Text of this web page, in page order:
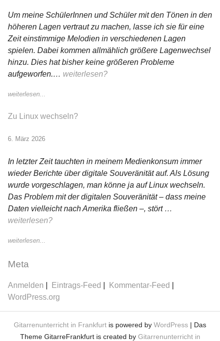
Um meine SchülerInnen und Schüler mit den Tönen in den
höheren Lagen vertraut zu machen, lasse ich sie für eine
Zeit einstimmige Melodien in verschiedenen Lagen
spielen. Dabei kommen allmählich größere Lagenwechsel
hinzu. Dies hat bisher keine größeren Probleme
aufgeworfen.… weiterlesen?
weiterlesen...
Zu Linux wechseln?
6. März 2026
In letzter Zeit tauchten in meinem Medienkonsum immer
wieder Berichte über digitale Souveränität auf. Als Lösung
wurde vorgeschlagen, man könne ja auf Linux wechseln.
Das Problem mit der digitalen Souveränität – dass meine
Daten vielleicht nach Amerika fließen –, stört …
weiterlesen?
weiterlesen...
Meta
Anmelden Eintrags-Feed
Kommentar-Feed
WordPress.org
Gitarrenunterricht in Frankfurt is powered by WordPress | Das
Theme GitarreFrankfurt is created by Gitarrenunterricht in